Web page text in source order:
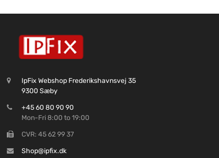
IpFix Webshop Frederikshavnsvej 35
9300 Sæby
+45 60 80 90 90
Mon-Fri 8:00 to 19:00
CVR: 45 62 99 37
Shop@ipfix.dk